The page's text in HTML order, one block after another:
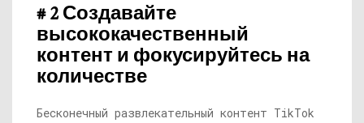
# 2 Создавайте
высококачественный
контент и фокусируйтесь на
количестве
Бесконечный развлекательный контент TikTok